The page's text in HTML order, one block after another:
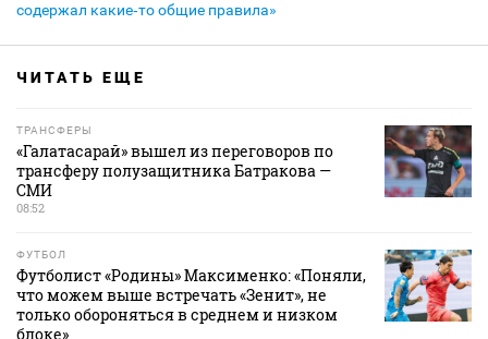
содержал какие‑то общие правила»
ЧИТАТЬ ЕЩЕ
ТРАНСФЕРЫ
«Галатасарай» вышел из переговоров по
трансферу полузащитника Батракова —
СМИ
08:52
ФУТБОЛ
Футболист «Родины» Максименко: «Поняли,
что можем выше встречать «Зенит», не
только обороняться в среднем и низком
блоке»